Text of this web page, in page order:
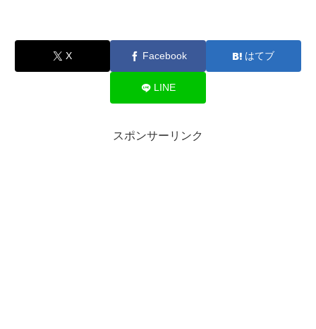
X Facebook はてブ
LINE
スポンサーリンク